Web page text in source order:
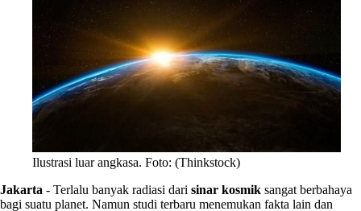
Ilustrasi luar angkasa. Foto: (Thinkstock)
Jakarta - Terlalu banyak radiasi dari sinar kosmik sangat berbahaya
bagi suatu planet. Namun studi terbaru menemukan fakta lain dan